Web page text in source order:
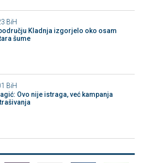
BiH
Kladnja izgorjelo oko osam
šume
BiH
Ovo nije istraga, već kampanja